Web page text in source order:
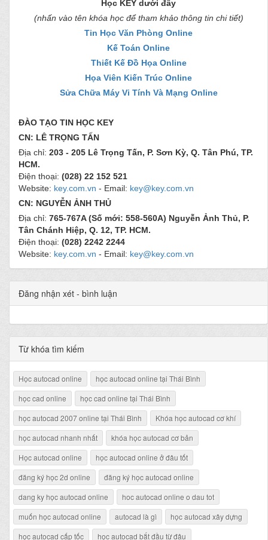
Học KEY dưới đây
(nhấn vào tên khóa học để tham khảo thông tin chi tiết)
Tin Học Văn Phòng Online
Kế Toán Online
Thiết Kế Đồ Họa Online
Họa Viên Kiến Trúc Online
Sửa Chữa Máy Vi Tính Và Mạng Online
ĐÀO TẠO TIN HỌC KEY
CN: LÊ TRỌNG TẤN
Địa chỉ: 203 - 205 Lê Trọng Tấn, P. Sơn Kỳ, Q. Tân Phú, TP.
HCM.
Điện thoại: (028) 22 152 521
Website: key.com.vn - Email: key@key.com.vn
CN: NGUYỄN ẢNH THỦ
Địa chỉ: 765-767A (Số mới: 558-560A) Nguyễn Ảnh Thủ, P.
Tân Chánh Hiệp, Q. 12, TP. HCM.
Điện thoại: (028) 2242 2244
Website: key.com.vn - Email: key@key.com.vn
Đăng nhận xét - bình luận
Từ khóa tìm kiếm
Học autocad online
học autocad online tại Thái Bình
học cad online
học cad online tại Thái Bình
học autocad 2007 online tại Thái Bình
Khóa học autocad cơ khí
học autocad nhanh nhất
khóa học autocad cơ bản
Học autocad online
học autocad online ở đâu tốt
đăng ký học 2d online
đăng ký học autocad online
dang ky học autocad online
hoc autocad online o dau tot
muốn học autocad online
autocad là gì
học autocad xây dựng
học autocad cấp tốc
học autocad bắt đầu từ đâu